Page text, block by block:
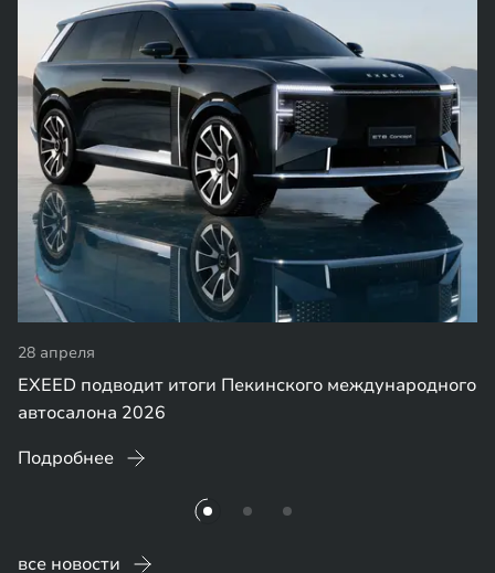
28 апреля
EXEED подводит итоги Пекинского международного
автосалона 2026
Подробнее
все новости